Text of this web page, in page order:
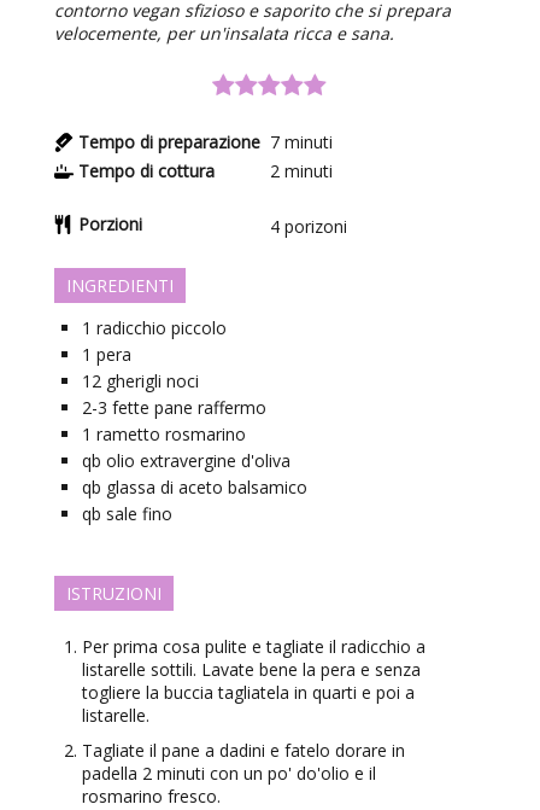
contorno vegan sfizioso e saporito che si prepara
velocemente, per un'insalata ricca e sana.
Tempo di preparazione 7 minuti
Tempo di cottura
2 minuti
Porzioni 4 porizoni
INGREDIENTI
1 radicchio piccolo
1 pera
12 gherigli noci
2-3 fette pane raffermo
1 rametto rosmarino
qb olio extravergine d'oliva
qb glassa di aceto balsamico
qb sale fino
ISTRUZIONI
Per prima cosa pulite e tagliate il radicchio a
listarelle sottili. Lavate bene la pera e senza
togliere la buccia tagliatela in quarti e poi a
listarelle.
Tagliate il pane a dadini e fatelo dorare in
padella 2 minuti con un po' do'olio e il
rosmarino fresco.